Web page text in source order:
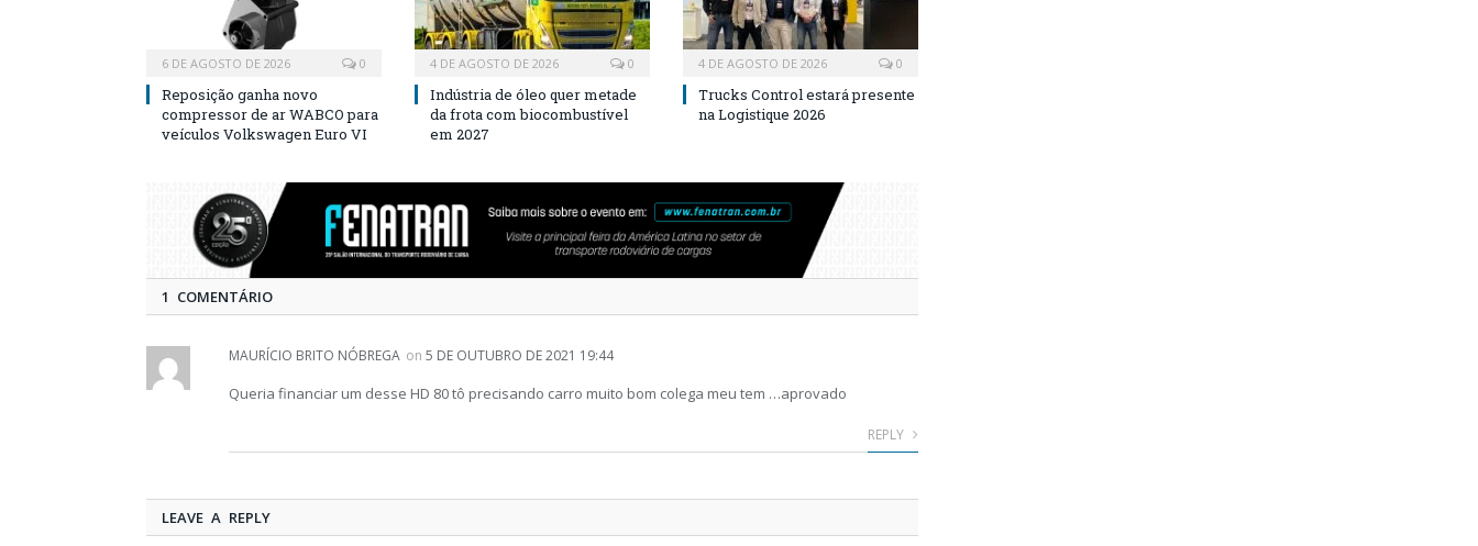
6 DE AGOSTO DE 2026 0
Reposição ganha novo
compressor de ar WABCO para
veículos Volkswagen Euro VI
4 DE AGOSTO DE 2026 0
Indústria de óleo quer metade
da frota com biocombustível
em 2027
4 DE AGOSTO DE 2026 0
Trucks Control estará presente
na Logistique 2026
1 COMENTÁRIO
MAURÍCIO BRITO NÓBREGA on 5 DE OUTUBRO DE 2021 19:44
Queria financiar um desse HD 80 tô precisando carro muito bom colega meu tem …aprovado
REPLY
LEAVE A REPLY